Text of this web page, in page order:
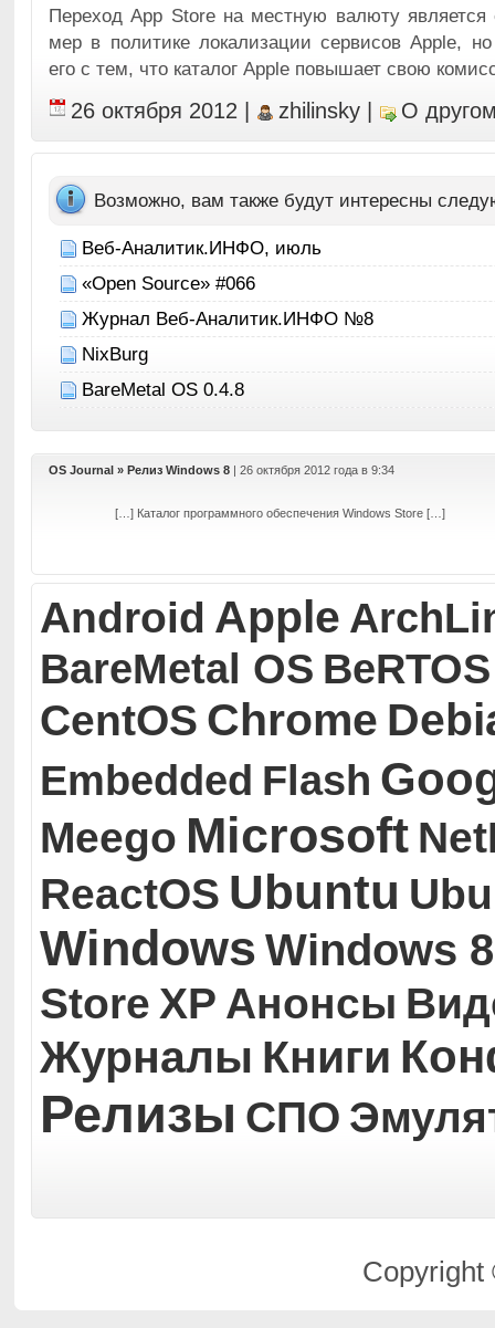
Переход App Store на местную валюту является
мер в политике локализации сервисов Apple,
его с тем, что каталог Apple повышает свою
26 октября 2012 zhilinsky О
Возможно, вам также будут интересны
Веб-Аналитик.ИНФО, июль
«Open Source» #066
Журнал Веб-Аналитик.ИНФО №8
NixBurg
BareMetal OS 0.4.8
OS Journal » Релиз Windows 8 | 26 октября 2012 года в 9:34
[…] Каталог программного обеспечения Windows Store […]
Android Apple
BareMetal OS BeRTOS
CentOS Chrome
Embedded Flash
Meego Microsoft
ReactOS Ubuntu
Windows Windows 8
Store XP Анонсы
Журналы Книги
Релизы СПО